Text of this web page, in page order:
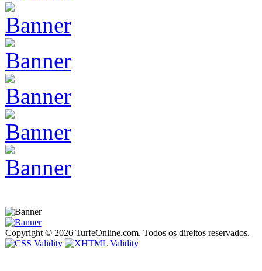
Copyright © 2026 TurfeOnline.com. Todos os direitos reservados.